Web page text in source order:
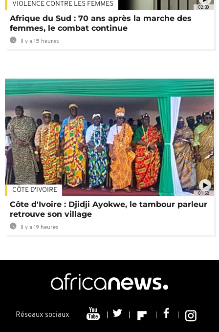
02:30
VIOLENCE CONTRE LES FEMMES
Afrique du Sud : 70 ans après la marche des
femmes, le combat continue
Il y a 15 heures
01:58
CÔTE D'IVOIRE
Côte d'Ivoire : Djidji Ayokwe, le tambour parleur
retrouve son village
Il y a 19 heures
Réseaux sociaux